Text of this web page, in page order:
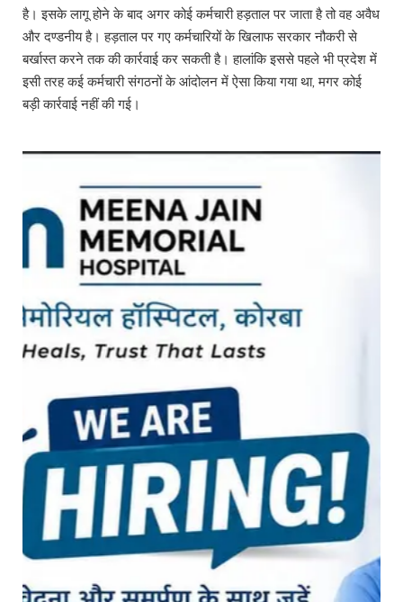
है। इसके लागू होने के बाद अगर कोई कर्मचारी हड़ताल पर जाता है तो वह अवैध‍
और दण्‍डनीय है। हड़ताल पर गए कर्मचारियों के खिलाफ सरकार नौकरी से
बर्खास्त करने तक की कार्रवाई कर सकती है। हालांकि इससे पहले भी प्रदेश में
इसी तरह कई कर्मचारी संगठनों के आंदोलन में ऐसा किया गया था, मगर कोई
बड़ी कार्रवाई नहीं की गई।